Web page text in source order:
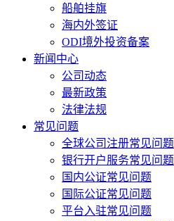
船舶挂旗
海内外签证
ODI境外投资备案
新闻中心
公司动态
最新政策
法律法规
常见问题
全球公司注册常见问题
银行开户服务常见问题
国内公证常见问题
国际公证常见问题
平台入驻常见问题